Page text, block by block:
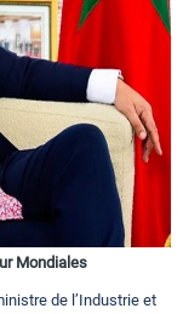
Mondiales
de l’Industrie et